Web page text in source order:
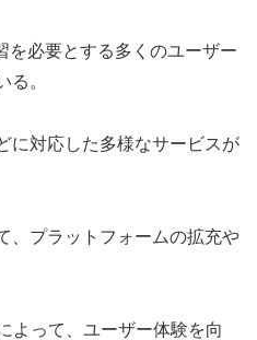
を必要とする多くのユーザー
る。
に対応した多様なサービスが
、プラットフォームの拡充や
よって、ユーザー体験を向